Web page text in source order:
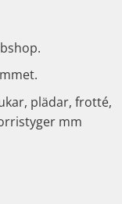
plädar, frotté,
mm